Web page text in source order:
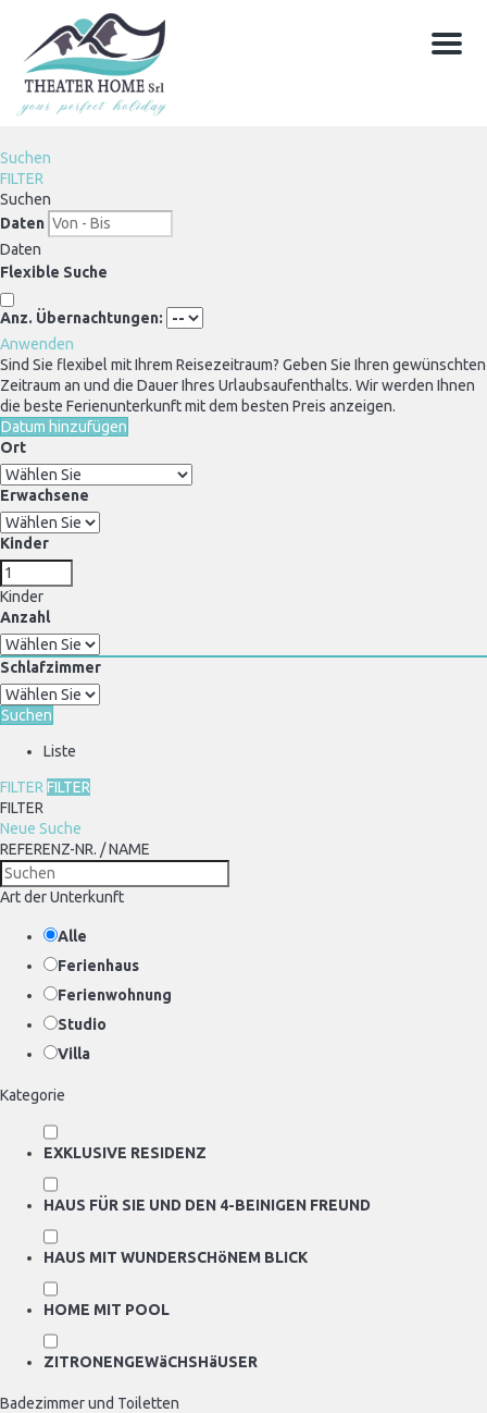
Menu
Suchen
FILTER
Suchen
Daten
Daten
Flexible Suche
Anz. Übernachtungen:
Anwenden
Sind Sie flexibel mit Ihrem Reisezeitraum? Geben Sie Ihren gewünschten
Zeitraum an und die Dauer Ihres Urlaubsaufenthalts. Wir werden Ihnen
die beste Ferienunterkunft mit dem besten Preis anzeigen.
Datum hinzufügen
Ort
Erwachsene
Kinder
Kinder
Anzahl
Schlafzimmer
Suchen
Liste
FILTER FILTER
FILTER
Neue Suche
REFERENZ-NR. / NAME
Art der Unterkunft
Alle
Ferienhaus
Ferienwohnung
Studio
Villa
Kategorie
EXKLUSIVE RESIDENZ
HAUS FÜR SIE UND DEN 4-BEINIGEN FREUND
HAUS MIT WUNDERSCHöNEM BLICK
HOME MIT POOL
ZITRONENGEWäCHSHäUSER
Badezimmer und Toiletten